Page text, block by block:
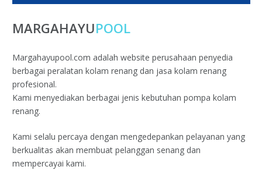
MARGAHAYUPOOL
Margahayupool.com adalah website perusahaan penyedia
berbagai peralatan kolam renang dan jasa kolam renang
profesional.
Kami menyediakan berbagai jenis kebutuhan pompa kolam
renang.
Kami selalu percaya dengan mengedepankan pelayanan yang
berkualitas akan membuat pelanggan senang dan
mempercayai kami.